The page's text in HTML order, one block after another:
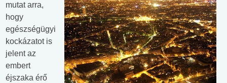
mutat arra,
hogy
egészségügyi
kockázatot is
jelent az
embert
éjszaka érő